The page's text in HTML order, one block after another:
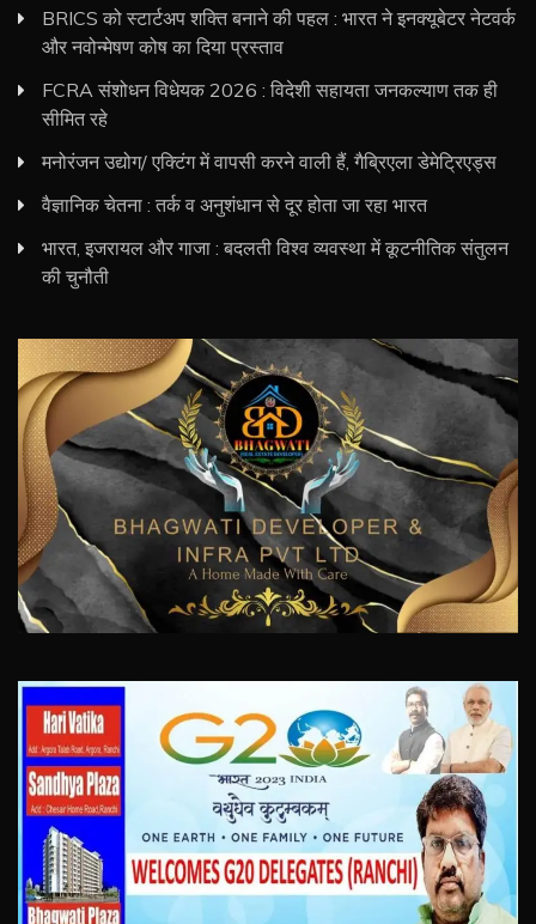
BRICS को स्टार्टअप शक्ति बनाने की पहल : भारत ने इनक्यूबेटर नेटवर्क
और नवोन्मेषण कोष का दिया प्रस्ताव
FCRA संशोधन विधेयक 2026 : विदेशी सहायता जनकल्याण तक ही
सीमित रहे
मनोरंजन उद्योग/ एक्टिंग में वापसी करने वाली हैं, गैब्रिएला डेमेट्रिएड्स
वैज्ञानिक चेतना : तर्क व अनुशंधान से दूर होता जा रहा भारत
भारत, इजरायल और गाजा : बदलती विश्व व्यवस्था में कूटनीतिक संतुलन
की चुनौती